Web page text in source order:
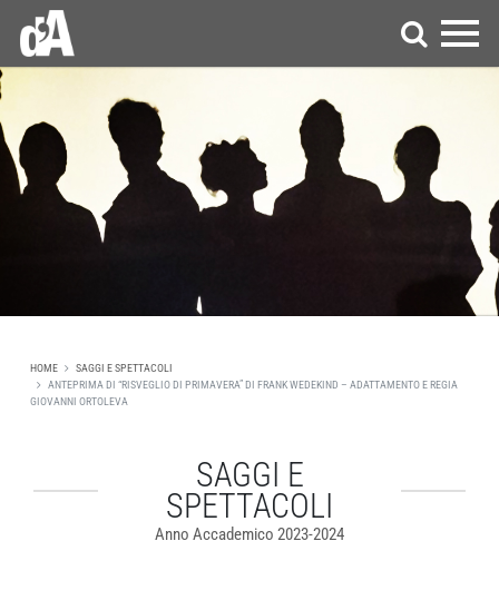
HOME
SAGGI E SPETTACOLI
ANTEPRIMA DI “RISVEGLIO DI PRIMAVERA” DI FRANK WEDEKIND – ADATTAMENTO E REGIA
GIOVANNI ORTOLEVA
SAGGI E
SPETTACOLI
Anno Accademico 2023-2024